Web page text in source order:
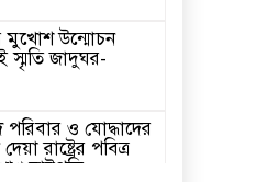
মুখোশ উন্মোচন
স্মৃতি জাদুঘর-
ও যোদ্ধাদের
রাষ্ট্রের পবিত্র
রাষ্ট্রপতি